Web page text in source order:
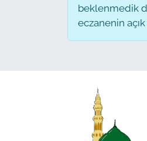
beklenmedik
eczanenin